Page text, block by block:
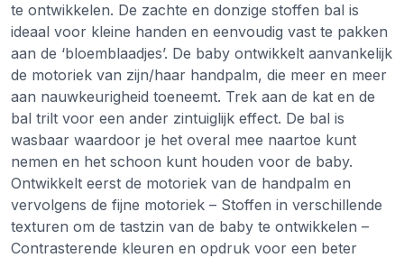
te ontwikkelen. De zachte en donzige stoffen bal is
ideaal voor kleine handen en eenvoudig vast te pakken
aan de ‘bloemblaadjes’. De baby ontwikkelt aanvankelijk
de motoriek van zijn/haar handpalm, die meer en meer
aan nauwkeurigheid toeneemt. Trek aan de kat en de
bal trilt voor een ander zintuiglijk effect. De bal is
wasbaar waardoor je het overal mee naartoe kunt
nemen en het schoon kunt houden voor de baby.
Ontwikkelt eerst de motoriek van de handpalm en
vervolgens de fijne motoriek – Stoffen in verschillende
texturen om de tastzin van de baby te ontwikkelen –
Contrasterende kleuren en opdruk voor een beter